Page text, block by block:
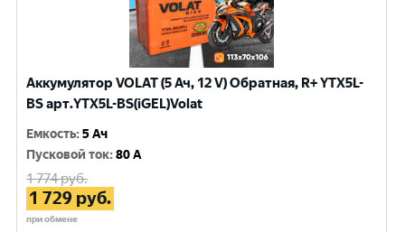
Аккумулятор VOLAT (5 Ач, 12 V) Обратная, R+ YTX5L-
BS арт.YTX5L-BS(iGEL)Volat
Емкость:5 Ач
Пусковой ток:80 A
1 774руб.
1 729 руб.
при обмене